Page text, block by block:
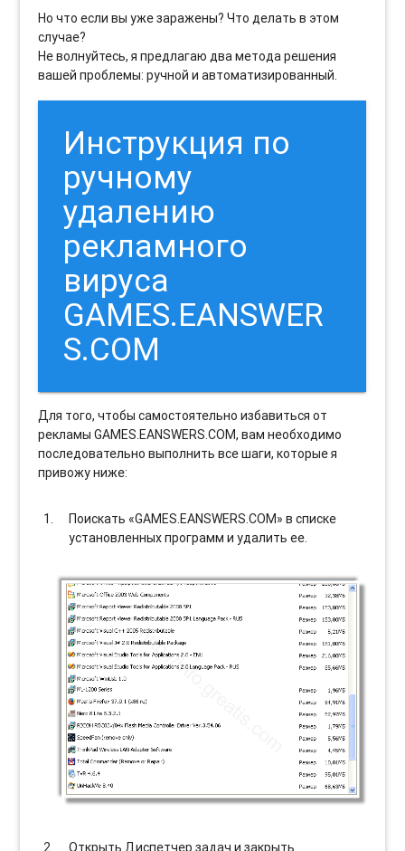
Но что если вы уже заражены? Что делать в этом
случае?
Не волнуйтесь, я предлагаю два метода решения
вашей проблемы: ручной и автоматизированный.
Инструкция по
ручному
удалению
рекламного
вируса
GAMES.EANSWER
S.COM
Для того, чтобы самостоятельно избавиться от
рекламы GAMES.EANSWERS.COM, вам необходимо
последовательно выполнить все шаги, которые я
привожу ниже:
Поискать «GAMES.EANSWERS.COM» в списке
установленных программ и удалить ее.